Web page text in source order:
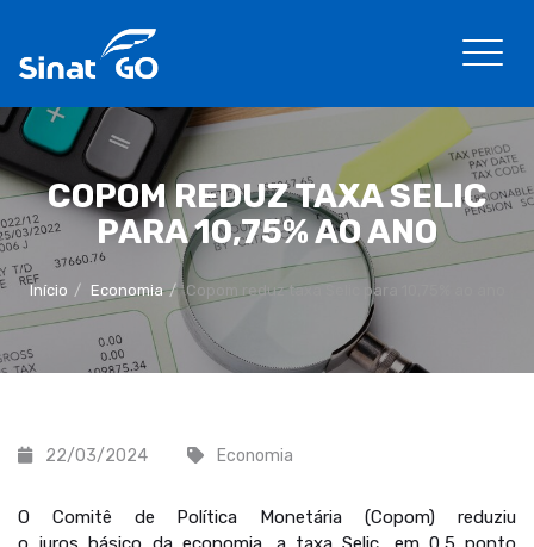
COPOM REDUZ TAXA SELIC
PARA 10,75% AO ANO
Início Economia Copom reduz taxa Selic para 10,75% ao ano
22/03/2024 Economia
O Comitê de Política Monetária (Copom) reduziu